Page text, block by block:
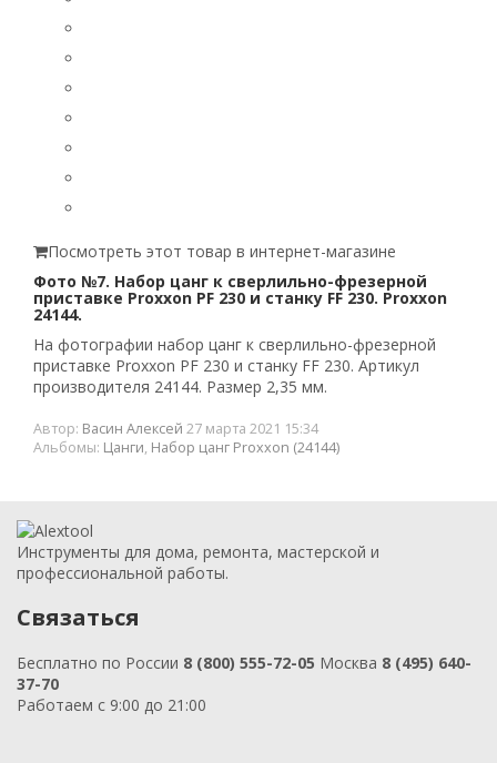
Посмотреть этот товар в интернет-магазине
Фото №7. Набор цанг к сверлильно-фрезерной
приставке Proxxon PF 230 и станку FF 230. Proxxon
24144.
На фотографии набор цанг к сверлильно-фрезерной
приставке Proxxon PF 230 и станку FF 230. Артикул
производителя 24144. Размер 2,35 мм.
Автор: Васин Алексей 27 марта 2021 15:34
Альбомы: Цанги, Набор цанг Proxxon (24144)
Инструменты для дома, ремонта, мастерской и
профессиональной работы.
Связаться
Бесплатно по России 8 (800) 555-72-05 Москва 8 (495) 640-
37-70
Работаем с 9:00 до 21:00